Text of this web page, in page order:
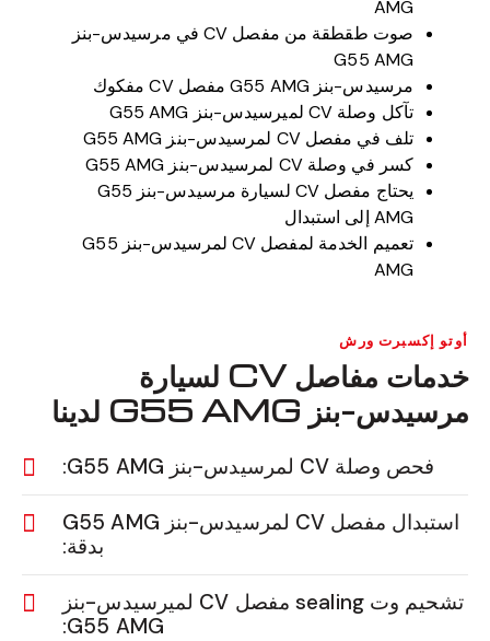
AMG
صوت طقطقة من مفصل CV في مرسيدس-بنز
G55 AMG
مرسيدس-بنز G55 AMG مفصل CV مفكوك
تآكل وصلة CV لميرسيدس-بنز G55 AMG
تلف في مفصل CV لمرسيدس-بنز G55 AMG
كسر في وصلة CV لمرسيدس-بنز G55 AMG
يحتاج مفصل CV لسيارة مرسيدس-بنز G55
AMG إلى استبدال
تعميم الخدمة لمفصل CV لمرسيدس-بنز G55
AMG
أوتو إكسبرت ورش
خدمات مفاصل CV لسيارة
مرسيدس-بنز G55 AMG لدينا
فحص وصلة CV لمرسيدس-بنز G55 AMG:
استبدال مفصل CV لمرسيدس-بنز G55 AMG
بدقة:
تشحيم وت sealing مفصل CV لميرسيدس-بنز
G55 AMG: